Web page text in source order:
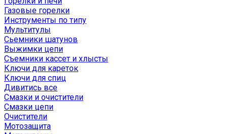
Газовые горелки
Инструменты по типу
Мультитулы
Сьемники шатунов
Выжимки цепи
Съемники кассет и хлысты
Ключи для кареток
Ключи для спиц
Дивитись все
Смазки и очистители
Смазки цепи
Очистители
Мотозащита